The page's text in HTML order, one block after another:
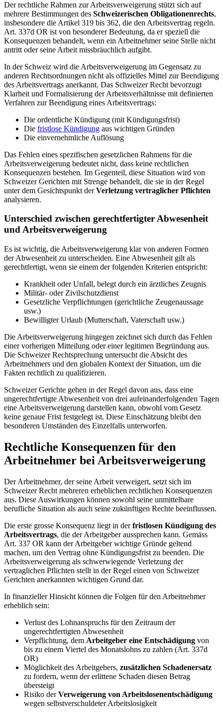
Der rechtliche Rahmen zur Arbeitsverweigerung stützt sich auf
mehrere Bestimmungen des Schweizerischen Obligationenrechts,
insbesondere die Artikel 319 bis 362, die den Arbeitsvertrag regeln.
Art. 337d OR ist von besonderer Bedeutung, da er speziell die
Konsequenzen behandelt, wenn ein Arbeitnehmer seine Stelle nicht
antritt oder seine Arbeit missbräuchlich aufgibt.
In der Schweiz wird die Arbeitsverweigerung im Gegensatz zu
anderen Rechtsordnungen nicht als offizielles Mittel zur Beendigung
des Arbeitsvertrags anerkannt. Das Schweizer Recht bevorzugt
Klarheit und Formalisierung der Arbeitsverhältnisse mit definierten
Verfahren zur Beendigung eines Arbeitsvertrags:
Die ordentliche Kündigung (mit Kündigungsfrist)
Die fristlose Kündigung aus wichtigen Gründen
Die einvernehmliche Auflösung
Das Fehlen eines spezifischen gesetzlichen Rahmens für die
Arbeitsverweigerung bedeutet nicht, dass keine rechtlichen
Konsequenzen bestehen. Im Gegenteil, diese Situation wird von
Schweizer Gerichten mit Strenge behandelt, die sie in der Regel
unter dem Gesichtspunkt derVerletzung vertraglicher Pflichten
analysieren.
Unterschied zwischen gerechtfertigter Abwesenheit
und Arbeitsverweigerung
Es ist wichtig, die Arbeitsverweigerung klar von anderen Formen
der Abwesenheit zu unterscheiden. Eine Abwesenheit gilt als
gerechtfertigt, wenn sie einem der folgenden Kriterien entspricht:
Krankheit oder Unfall, belegt durch ein ärztliches Zeugnis
Militär- oder Zivilschutzdienst
Gesetzliche Verpflichtungen (gerichtliche Zeugenaussage
usw.)
Bewilligter Urlaub (Mutterschaft, Vaterschaft usw.)
Die Arbeitsverweigerung hingegen zeichnet sich durch das Fehlen
einer vorherigen Mitteilung oder einer legitimen Begründung aus.
Die Schweizer Rechtsprechung untersucht die Absicht des
Arbeitnehmers und den globalen Kontext der Situation, um die
Fakten rechtlich zu qualifizieren.
Schweizer Gerichte gehen in der Regel davon aus, dass eine
ungerechtfertigte Abwesenheit von drei aufeinanderfolgenden Tagen
eine Arbeitsverweigerung darstellen kann, obwohl vom Gesetz
keine genaue Frist festgelegt ist. Diese Einschätzung bleibt den
besonderen Umständen des Einzelfalls unterworfen.
Rechtliche Konsequenzen für den
Arbeitnehmer bei Arbeitsverweigerung
Der Arbeitnehmer, der seine Arbeit verweigert, setzt sich im
Schweizer Recht mehreren erheblichen rechtlichen Konsequenzen
aus. Diese Auswirkungen können sowohl seine unmittelbare
berufliche Situation als auch seine zukünftigen Rechte beeinflussen.
Die erste grosse Konsequenz liegt in derfristlosen Kündigung des
Arbeitsvertrags, die der Arbeitgeber aussprechen kann. Gemäss
Art. 337 OR kann der Arbeitgeber wichtige Gründe geltend
machen, um den Vertrag ohne Kündigungsfrist zu beenden. Die
Arbeitsverweigerung als schwerwiegende Verletzung der
vertraglichen Pflichten stellt in der Regel einen von Schweizer
Gerichten anerkannten wichtigen Grund dar.
In finanzieller Hinsicht können die Folgen für den Arbeitnehmer
erheblich sein:
Verlust des Lohnanspruchs für den Zeitraum der
ungerechtfertigten Abwesenheit
Verpflichtung, dem Arbeitgeber eine Entschädigung von
bis zu einem Viertel des Monatslohns zu zahlen (Art. 337d
OR)
Möglichkeit des Arbeitgebers, zusätzlichen Schadenersatz
zu fordern, wenn der erlittene Schaden diesen Betrag
übersteigt
Risiko derVerweigerung von Arbeitslosenentschädigung
wegen selbstverschuldeter Arbeitslosigkeit